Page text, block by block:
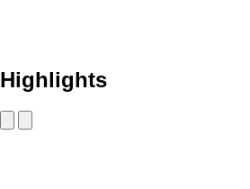
Highlights